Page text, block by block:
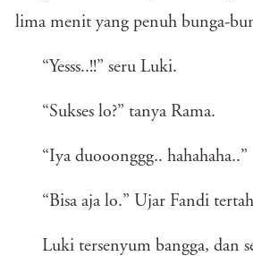
lima menit yang penuh bunga-
“Yesss..!!” seru Luki.
“Sukses lo?” tanya Rama.
“Iya duooonggg.. hahahaha..”
“Bisa aja lo.” Ujar Fandi
Luki tersenyum bangga, dan